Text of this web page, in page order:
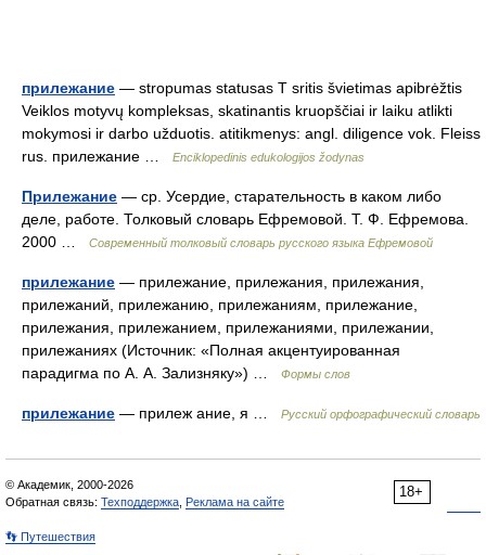
прилежание — stropumas statusas T sritis švietimas apibrėžtis
Veiklos motyvų kompleksas, skatinantis kruopščiai ir laiku atlikti
mokymosi ir darbo užduotis. atitikmenys: angl. diligence vok. Fleiss
rus. прилежание …
Enciklopedinis edukologijos žodynas
Прилежание — ср. Усердие, старательность в каком либо
деле, работе. Толковый словарь Ефремовой. Т. Ф. Ефремова.
2000 …
Современный толковый словарь русского языка Ефремовой
прилежание — прилежание, прилежания, прилежания,
прилежаний, прилежанию, прилежаниям, прилежание,
прилежания, прилежанием, прилежаниями, прилежании,
прилежаниях (Источник: «Полная акцентуированная
парадигма по А. А. Зализняку») …
Формы слов
прилежание — прилеж ание, я … Русский орфографический словарь
18+
© Академик, 2000-2026
Обратная связь: Техподдержка Реклама на сайте
👣 Путешествия